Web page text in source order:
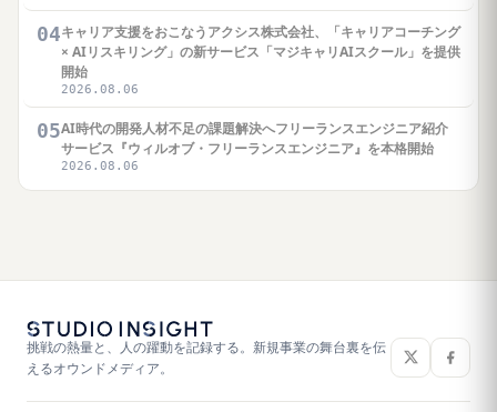
04キャリア支援をおこなうアクシス株式会社、「キャリアコーチング
× AIリスキリング」の新サービス「マジキャリAIスクール」を提供
開始
2026.08.06
05AI時代の開発人材不足の課題解決へフリーランスエンジニア紹介
サービス『ウィルオブ・フリーランスエンジニア』を本格開始
2026.08.06
挑戦の熱量と、人の躍動を記録する。新規事業の舞台裏を伝
えるオウンドメディア。